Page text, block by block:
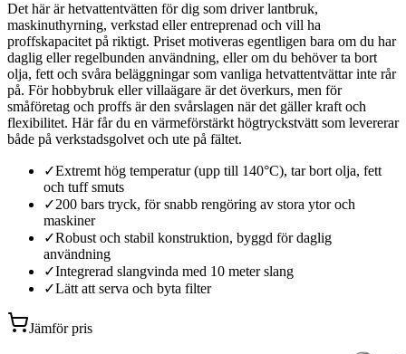
Det här är hetvattentvätten för dig som driver lantbruk,
maskinuthyrning, verkstad eller entreprenad och vill ha
proffskapacitet på riktigt. Priset motiveras egentligen bara om du har
daglig eller regelbunden användning, eller om du behöver ta bort
olja, fett och svåra beläggningar som vanliga hetvattentvättar inte rår
på. För hobbybruk eller villaägare är det överkurs, men för
småföretag och proffs är den svårslagen när det gäller kraft och
flexibilitet. Här får du en värmeförstärkt högtryckstvätt som levererar
både på verkstadsgolvet och ute på fältet.
✓Extremt hög temperatur (upp till 140°C), tar bort olja, fett
och tuff smuts
✓200 bars tryck, för snabb rengöring av stora ytor och
maskiner
✓Robust och stabil konstruktion, byggd för daglig
användning
✓Integrerad slangvinda med 10 meter slang
✓Lätt att serva och byta filter
Jämför pris